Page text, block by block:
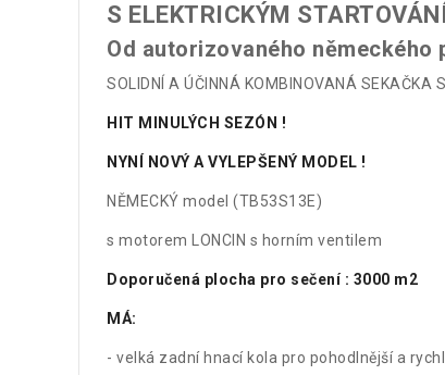
S ELEKTRICKÝM
Od autorizovaného německého
SOLIDNÍ A ÚČINNÁ KOMBINOVANÁ SEKAČKA
HIT MINULÝCH SEZÓN !
NYNÍ NOVÝ A VYLEPŠENÝ MODEL !
NĚMECKÝ model (TB53S13E)
s motorem LONCIN s horním ventilem
Doporučená plocha pro sečení : 3000 m2
MÁ:
- velká zadní hnací kola pro pohodlnější a